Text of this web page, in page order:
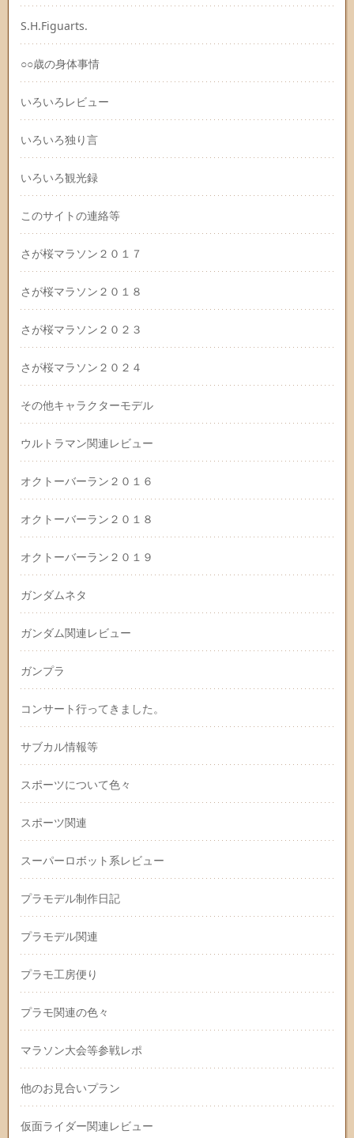
S.H.Figuarts.
○○歳の身体事情
いろいろレビュー
いろいろ独り言
いろいろ観光録
このサイトの連絡等
さが桜マラソン２０１７
さが桜マラソン２０１８
さが桜マラソン２０２３
さが桜マラソン２０２４
その他キャラクターモデル
ウルトラマン関連レビュー
オクトーバーラン２０１６
オクトーバーラン２０１８
オクトーバーラン２０１９
ガンダムネタ
ガンダム関連レビュー
ガンプラ
コンサート行ってきました。
サブカル情報等
スポーツについて色々
スポーツ関連
スーパーロボット系レビュー
プラモデル制作日記
プラモデル関連
プラモ工房便り
プラモ関連の色々
マラソン大会等参戦レポ
他のお見合いプラン
仮面ライダー関連レビュー